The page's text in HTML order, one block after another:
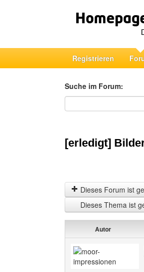
Registrieren
Suche im Forum:
Suche im Forum
[erledigt]
Dieses Forum ist
Dieses Thema ist
Autor